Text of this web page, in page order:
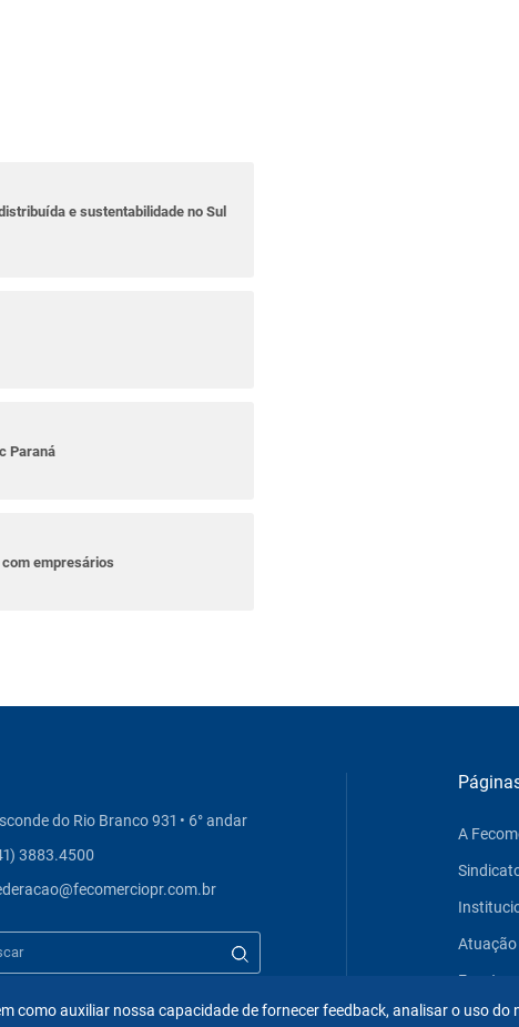
e sustentabilidade no Sul
Paraná
empresários
do Rio Branco 931 • 6° andar
3883.4500
A
Atuação
Eventos
Notícias
como auxiliar nossa capacidade de fornecer feedback, analisar o uso do